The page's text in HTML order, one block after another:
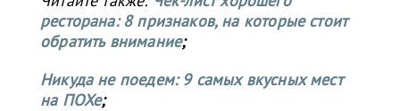
ресторана: 8 признаков, на которые стоит
обратить внимание;
Никуда не поедем: 9 самых вкусных мест
на ПОХе;